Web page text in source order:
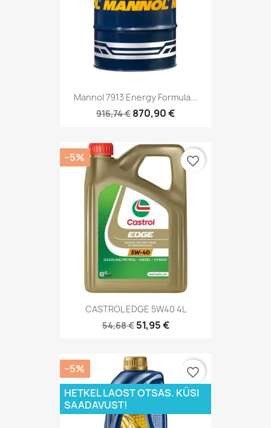
Mannol 7913 Energy Formula...
916,74 € 870,90 €
CASTROL EDGE 5W40 4L
54,68 € 51,95 €
−5% favorite_border
−5%
HETKEL LAOST OTSAS. KÜSI
SAADAVUST!
favorite_border